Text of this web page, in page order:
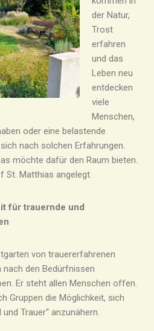
der Natur,
Trost
erfahren
und das
Leben neu
entdecken
viele
Menschen,
oder eine belastende
nach solchen Erfahrungen.
möchte dafür den Raum bieten.
St. Matthias angelegt.
für trauernde und
von trauererfahrenen
nach den Bedürfnissen
Er steht allen Menschen offen.
Gruppen die Möglichkeit, sich
Trauer“ anzunähern.